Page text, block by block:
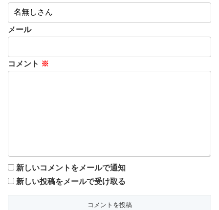
メール
コメント ※
新しいコメントをメールで通知
新しい投稿をメールで受け取る